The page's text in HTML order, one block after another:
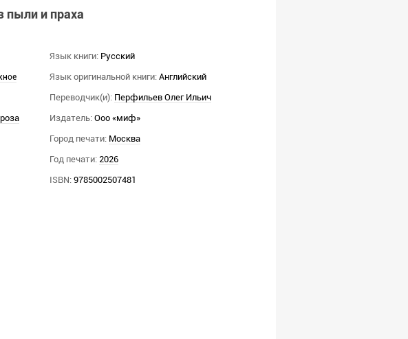
и праха
Язык книги: Русский
Язык оригинальной книги: Английский
Переводчик(и): Перфильев Олег Ильич
Издатель: Ооо «миф»
Город печати: Москва
Год печати: 2026
ISBN: 9785002507481